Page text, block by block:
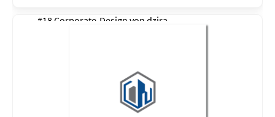
#18 Corporate-Design von dzira